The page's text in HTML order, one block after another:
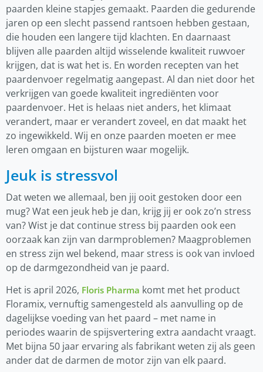
paarden kleine stapjes gemaakt. Paarden die gedurende
jaren op een slecht passend rantsoen hebben gestaan,
die houden een langere tijd klachten. En daarnaast
blijven alle paarden altijd wisselende kwaliteit ruwvoer
krijgen, dat is wat het is. En worden recepten van het
paardenvoer regelmatig aangepast. Al dan niet door het
verkrijgen van goede kwaliteit ingrediënten voor
paardenvoer. Het is helaas niet anders, het klimaat
verandert, maar er verandert zoveel, en dat maakt het
zo ingewikkeld. Wij en onze paarden moeten er mee
leren omgaan en bijsturen waar mogelijk.
Jeuk is stressvol
Dat weten we allemaal, ben jij ooit gestoken door een
mug? Wat een jeuk heb je dan, krijg jij er ook zo’n stress
van? Wist je dat continue stress bij paarden ook een
oorzaak kan zijn van darmproblemen? Maagproblemen
en stress zijn wel bekend, maar stress is ook van invloed
op de darmgezondheid van je paard.
Het is april 2026, Floris Pharma komt met het product
Floramix, vernuftig samengesteld als aanvulling op de
dagelijkse voeding van het paard – met name in
periodes waarin de spijsvertering extra aandacht vraagt.
Met bijna 50 jaar ervaring als fabrikant weten zij als geen
ander dat de darmen de motor zijn van elk paard.